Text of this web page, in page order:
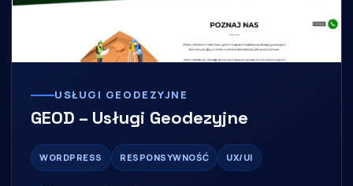
USŁUGI GEODEZYJNE
GEOD – Usługi Geodezyjne
WORDPRESS RESPONSYWNOŚĆ UX/UI